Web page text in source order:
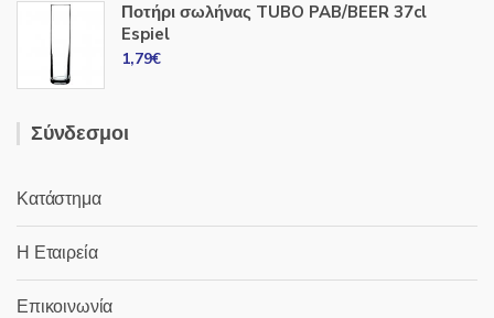
Ποτήρι σωλήνας TUBO PAB/BEER 37cl
Espiel
1,79€
Σύνδεσμοι
Κατάστημα
Η Εταιρεία
Επικοινωνία